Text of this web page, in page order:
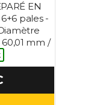
EN
pales -
60,01 mm /